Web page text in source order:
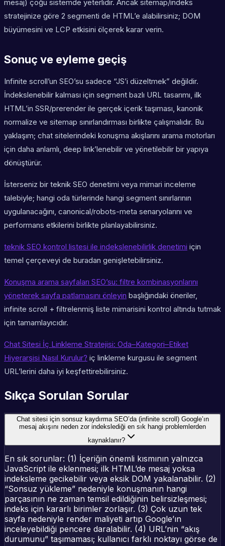
mesaj) çoğu sistemde yeterlidir. Ancak sitemap/indeks
stratejinize göre 2 segmenti de HTML’e alabilirsiniz; DOM
büyümesini ve LCP etkisini ölçerek karar verin.
Sonuç ve eyleme geçiş
Infinite scroll’un SEO’su sadece “JS’i düzeltmek” değildir.
İndekslenebilir kalması için segment bazlı URL tasarımı, ilk
HTML’in SSR/prerender ile gerçek içerik taşıması, kanonik
normalize ve sitemap sınırlandırması birlikte çalışmalıdır. Bu
yaklaşım; chat sitelerindeki konuşma akışlarını arama motorları
için daha anlamlı, deep link’lenebilir ve yönetilebilir bir yapıya
dönüştürür.
İsterseniz bir teknik SEO denetimi veya mimari inceleme
talebiyle; hangi oda türlerinde hangi segment sınırlarının
uygulanacağını, canonical/robots-meta senaryolarını ve
performans etkilerini birlikte planlayabilirsiniz.
teknik SEO kontrol listesi ile indekslenebilirlik denetimi için
temel çerçeveyi de buradan genişletebilirsiniz.
Konuşma arama sayfaları SEO’su: filtre kombinasyonlarını
yöneterek sayfa patlamasını önleyin başlığındaki öneriler,
infinite scroll + filtrelenmiş liste mimarisini kontrol altında tutmak
için tamamlayıcıdır.
Chat Sitesi İç Linkleme Stratejisi: Oda–Kategori–Etiket
Hiyerarşisi Nasıl Kurulur? iç linkleme kurgusu ile segment
URL’lerini daha iyi keşfettirebilirsiniz.
Sıkça Sorulan Sorular
Chat sitesi için sonsuz kaydırma SEO’da (infinite scroll) Google’ın
mesaj akışını neden zor indekslediği en sık hangi problemlerden
kaynaklanır?
En sık sorunlar: (1) İçeriğin önemli kısmının yalnızca
JavaScript ile eklenmesi; ilk HTML’de mesaj yoksa
indeksleme gecikebilir veya eksik DOM yakalanabilir. (2)
“Sonsuz yükleme” nedeniyle konuşmanın hangi
parçasının ne zaman temsil edildiğinin belirsizleşmesi;
indeks için kararlı birimler zorlaşır. (3) Çok uzun tek
sayfa nedeniyle render maliyeti artıp Google’ın
inceleyebildiği pencere daralabilir. (4) URL’nin “akış
durumunu” taşımaması; kullanıcı farklı noktayı görse de